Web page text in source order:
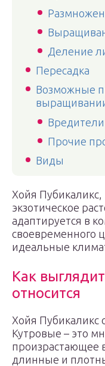
Деление
Пересадка
Возможные
Вредители
Прочие
Виды
Хойя
экзотическое
адаптируется в
своевременного
идеальные
Как
относится
Хойя Пубикаликс
Кутровые – это
произрастающее
длинные и